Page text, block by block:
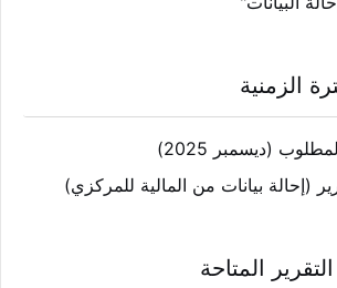
الزمنية
(ديسمبر 2025)
(إحالة بيانات من المالية للمركزي)
المتاحة